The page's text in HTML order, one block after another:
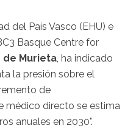
del País Vasco (EHU) e
Basque Centre for
de Murieta, ha indicado
la presión sobre el
de
médico directo se estima
anuales en 2030".